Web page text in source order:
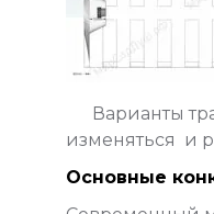
Варианты
изменяться и
Основные